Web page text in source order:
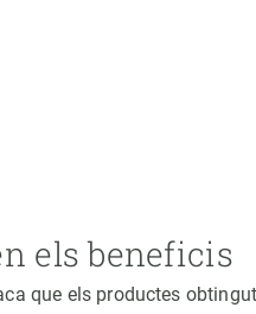
els beneficis
que els productes